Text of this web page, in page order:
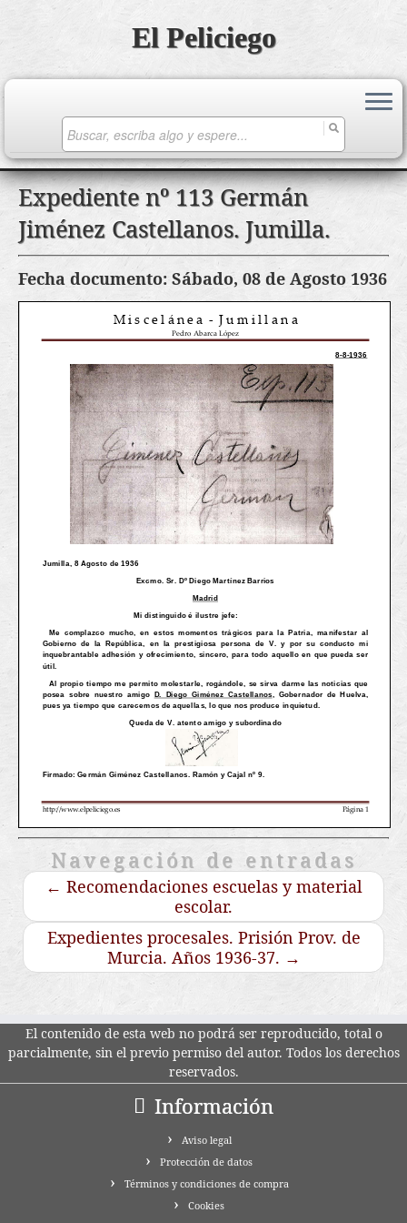
Saltar
contenido
El Peliciego
Expediente nº 113 Germán
Jiménez Castellanos. Jumilla.
Fecha documento: Sábado, 08 de Agosto 1936
Navegación de entradas
← Recomendaciones escuelas y material
escolar.
Expedientes procesales. Prisión Prov. de
Murcia. Años 1936-37. →
El contenido de esta web no podrá ser reproducido, total o
parcialmente, sin el previo permiso del autor. Todos los derechos
reservados.
Información
Aviso legal
Protección de datos
Términos y condiciones de compra
Cookies